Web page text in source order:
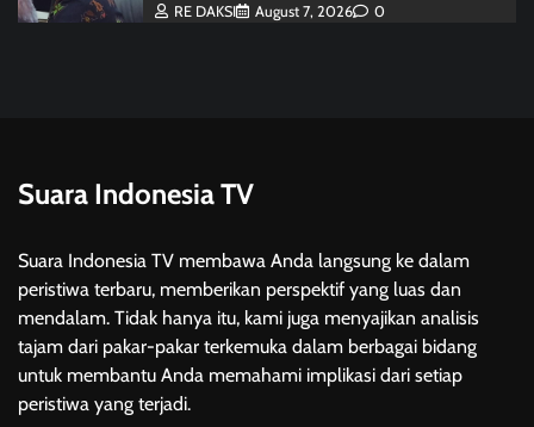
RE DAKSI August 7, 2026 0
Suara Indonesia TV
Suara Indonesia TV membawa Anda langsung ke dalam
peristiwa terbaru, memberikan perspektif yang luas dan
mendalam. Tidak hanya itu, kami juga menyajikan analisis
tajam dari pakar-pakar terkemuka dalam berbagai bidang
untuk membantu Anda memahami implikasi dari setiap
peristiwa yang terjadi.